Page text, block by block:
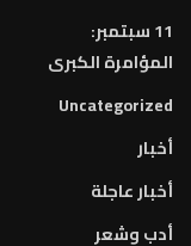
11 سبتمبر:
المؤامرة الكبرى
Uncategorized
أخبار
أخبار عاجلة
أدب وشعر